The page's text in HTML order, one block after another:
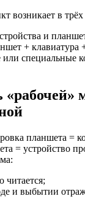
возникает в трёх
и
+ клавиатура
специальные
«рабочей»
планшета =
= устройство
читается;
и выбытии